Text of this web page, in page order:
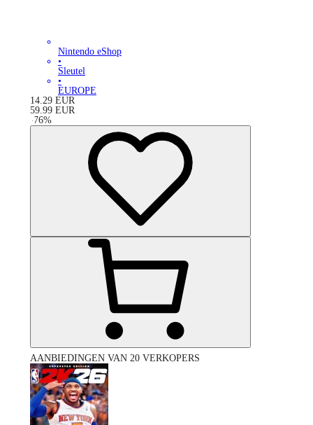
Nintendo eShop
•
Sleutel
•
EUROPE
14.29 EUR
59.99 EUR
-76%
AANBIEDINGEN VAN 20 VERKOPERS